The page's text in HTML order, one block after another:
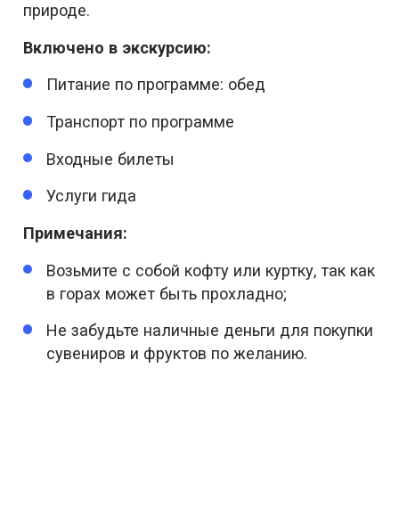
природе.
Включено в экскурсию:
Питание по программе: обед
Транспорт по программе
Входные билеты
Услуги гида
Примечания:
Возьмите с собой кофту или куртку, так как
в горах может быть прохладно;
Не забудьте наличные деньги для покупки
сувениров и фруктов по желанию.